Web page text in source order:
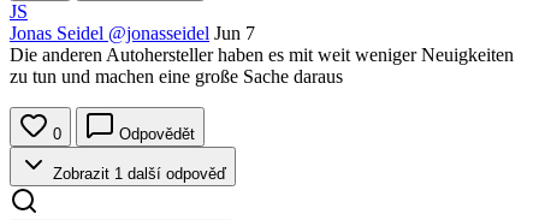
JS
Jonas Seidel @jonasseidel Jun 7
Die anderen Autohersteller haben es mit weit weniger Neuigkeiten
zu tun und machen eine große Sache daraus
0 Odpovědět
Zobrazit 1 další odpověď